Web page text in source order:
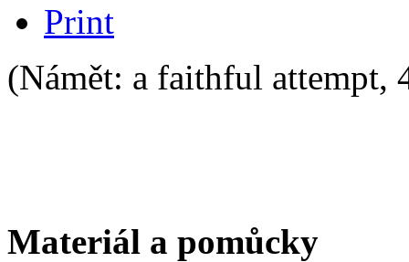
Print
(Námět: a faithful attempt,
Materiál a pomůcky